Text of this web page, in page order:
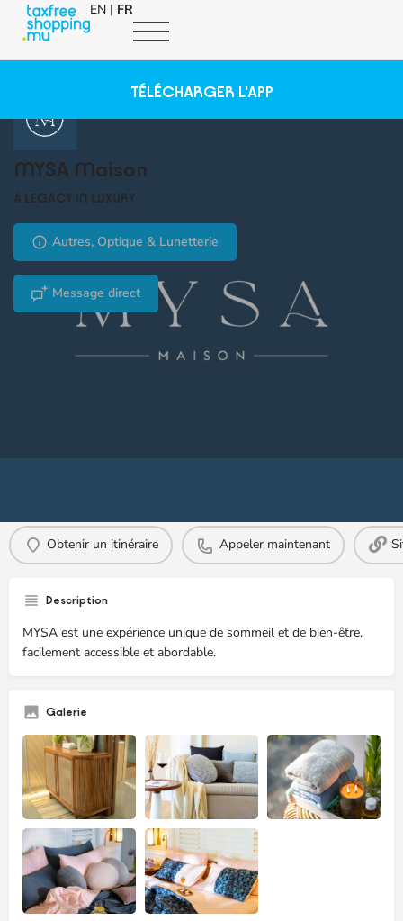
EN | FR
TÉLÉCHARGER L'APP
MYSA Maison
A LEGACY IN LUXURY
Autres, Optique & Lunetterie
Message direct
Obtenir un itinéraire Appeler maintenant
Description
MYSA est une expérience unique de sommeil et de bien-être,
facilement accessible et abordable.
Galerie